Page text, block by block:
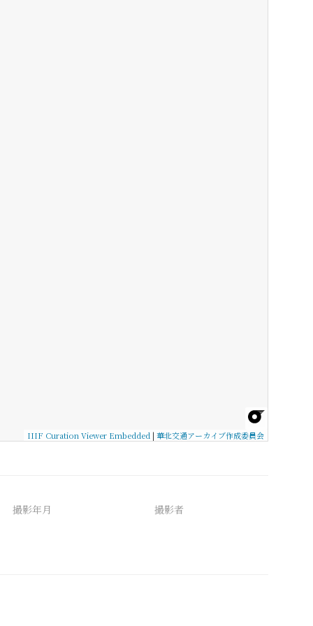
IIIF Curation Viewer Embedded | 華北交通アーカイブ作成委員会
撮影年月 撮影者